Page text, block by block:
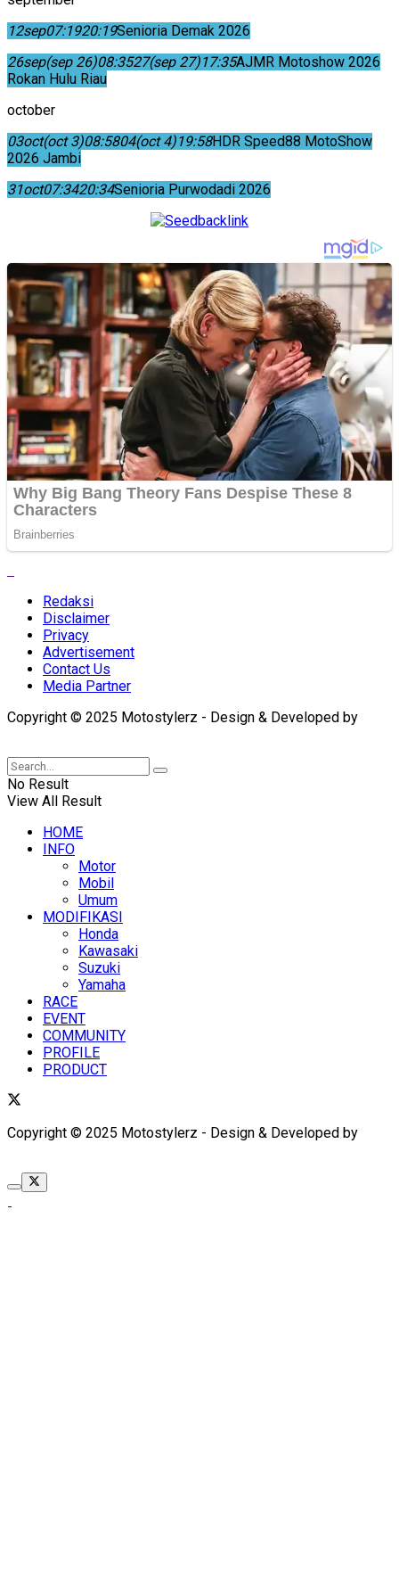
12sep07:1920:19Senioria Demak 2026
26sep(sep 26)08:3527(sep 27)17:35AJMR Motoshow 2026
Rokan Hulu Riau
october
03oct(oct 3)08:5804(oct 4)19:58HDR Speed88 MotoShow
2026 Jambi
31oct07:3420:34Senioria Purwodadi 2026
Redaksi
Disclaimer
Privacy
Advertisement
Contact Us
Media Partner
Copyright © 2025 Motostylerz - Design & Developed by
No Result
View All Result
HOME
INFO
Motor
Mobil
Umum
MODIFIKASI
Honda
Kawasaki
Suzuki
Yamaha
RACE
EVENT
COMMUNITY
PROFILE
PRODUCT
Copyright © 2025 Motostylerz - Design & Developed by